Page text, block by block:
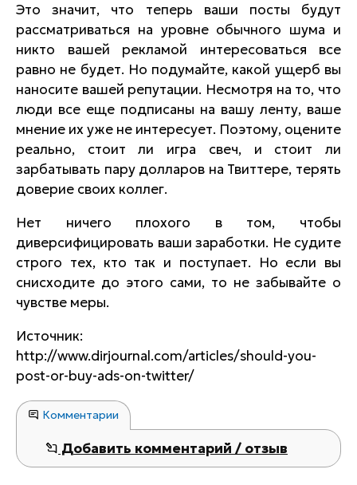
Это значит, что теперь ваши посты будут
рассматриваться на уровне обычного шума и
никто вашей рекламой интересоваться все
равно не будет. Но подумайте, какой ущерб вы
наносите вашей репутации. Несмотря на то, что
люди все еще подписаны на вашу ленту, ваше
мнение их уже не интересует. Поэтому, оцените
реально, стоит ли игра свеч, и стоит ли
зарбатывать пару долларов на Твиттере, терять
доверие своих коллег.
Нет ничего плохого в том, чтобы
диверсифицировать ваши заработки. Не судите
строго тех, кто так и поступает. Но если вы
снисходите до этого сами, то не забывайте о
чувстве меры.
Источник:
http://www.dirjournal.com/articles/should-you-
post-or-buy-ads-on-twitter/
Комментарии
Добавить комментарий / отзыв